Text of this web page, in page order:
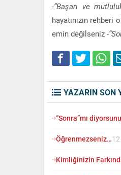
-“Başarı ve
hayatınızın
emin değilseniz -
YAZARIN SON
“Sonra”mı
Öğrenmezseniz…
Kimliğinizin